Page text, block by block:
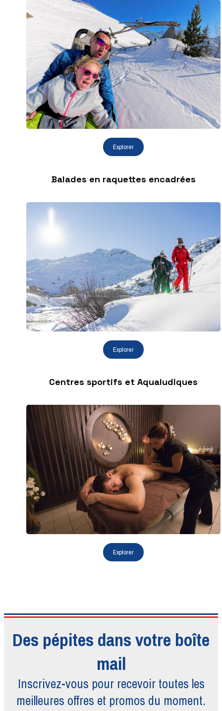
Balades en raquettes encadrées
Centres sportifs et Aqualudiques
Des pépites dans votre boîte
mail
Inscrivez-vous pour recevoir toutes les
meilleures offres et promos du moment.